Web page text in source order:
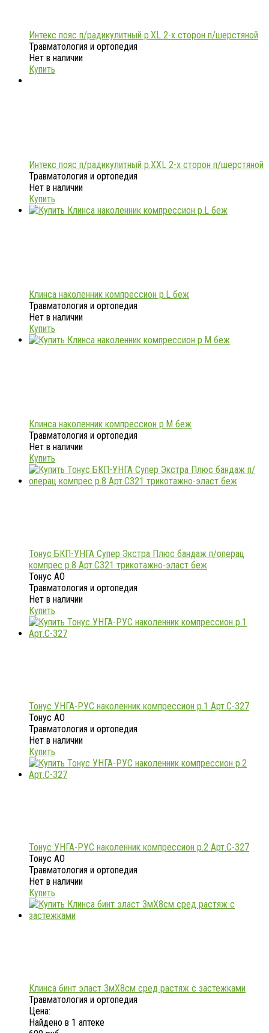
Интекс пояс п/радикулитный р.XL 2-х сторон п/шерстяной
Травматология и ортопедия
Нет в наличии
Купить
Интекс пояс п/радикулитный р.XXL 2-х сторон п/шерстяной
Травматология и ортопедия
Нет в наличии
Купить
Клинса наколенник компрессион р.L беж
Травматология и ортопедия
Нет в наличии
Купить
Клинса наколенник компрессион р.M беж
Травматология и ортопедия
Нет в наличии
Купить
Тонус БКП-УНГА Супер Экстра Плюс бандаж п/операц
компрес р.8 Арт.С321 трикотажно-эласт беж
Тонус АО
Травматология и ортопедия
Нет в наличии
Купить
Тонус УНГА-РУС наколенник компрессион р.1 Арт.С-327
Тонус АО
Травматология и ортопедия
Нет в наличии
Купить
Тонус УНГА-РУС наколенник компрессион р.2 Арт.С-327
Тонус АО
Травматология и ортопедия
Нет в наличии
Купить
Клинса бинт эласт 3мX8см сред растяж с застежками
Травматология и ортопедия
Цена:
Найдено в 1 аптеке